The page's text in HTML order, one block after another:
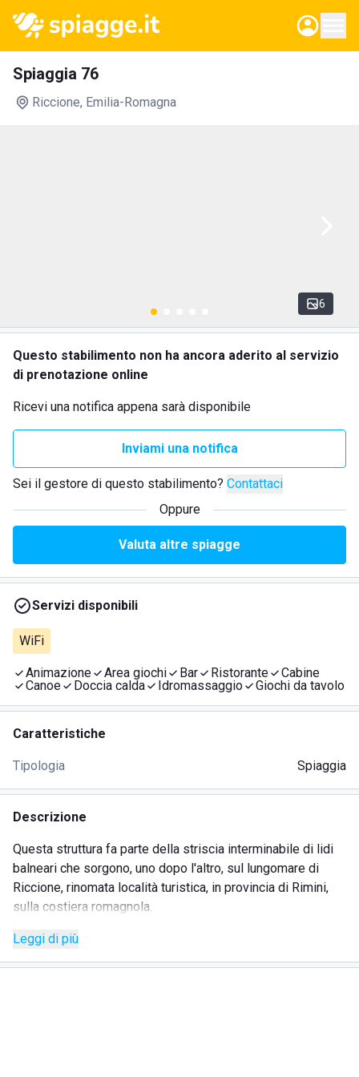
Spiaggia 76
Riccione, Emilia-Romagna
6
Questo stabilimento non ha ancora aderito al servizio
di prenotazione online
Ricevi una notifica appena sarà disponibile
Inviami una notifica
Sei il gestore di questo stabilimento? Contattaci
Oppure
Valuta altre spiagge
Servizi disponibili
WiFi
Animazione Area giochi Bar Ristorante
Cabine
Canoe
Doccia calda Idromassaggio Giochi da tavolo
Caratteristiche
Tipologia Spiaggia
Descrizione
Questa struttura fa parte della striscia interminabile di lidi
balneari che sorgono, uno dopo l'altro, sul lungomare di
Riccione, rinomata località turistica, in provincia di Rimini,
sulla costiera romagnola.
Il lido La Spiaggia 76 ha tutte le carte in regola per essere
considerato uno dei migliori di tutto il litorale. Belle e molto
Leggi di più